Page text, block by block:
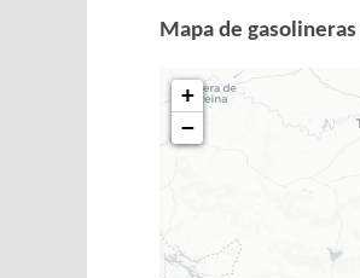
Mapa de gasolineras
+
−